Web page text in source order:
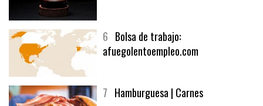
6 Bolsa de trabajo:
afuegolentoempleo.com
7 Hamburguesa | Carnes